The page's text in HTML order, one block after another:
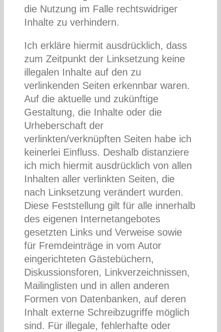
die Nutzung im Falle rechtswidriger
Inhalte zu verhindern.
Ich erkläre hiermit ausdrücklich, dass
zum Zeitpunkt der Linksetzung keine
illegalen Inhalte auf den zu
verlinkenden Seiten erkennbar waren.
Auf die aktuelle und zukünftige
Gestaltung, die Inhalte oder die
Urheberschaft der
verlinkten/verknüpften Seiten habe ich
keinerlei Einfluss. Deshalb distanziere
ich mich hiermit ausdrücklich von allen
Inhalten aller verlinkten Seiten, die
nach Linksetzung verändert wurden.
Diese Feststellung gilt für alle innerhalb
des eigenen Internetangebotes
gesetzten Links und Verweise sowie
für Fremdeinträge in vom Autor
eingerichteten Gästebüchern,
Diskussionsforen, Linkverzeichnissen,
Mailinglisten und in allen anderen
Formen von Datenbanken, auf deren
Inhalt externe Schreibzugriffe möglich
sind. Für illegale, fehlerhafte oder